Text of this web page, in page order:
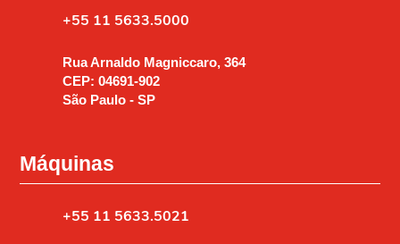
+55 11 5633.5000
Rua Arnaldo Magniccaro, 364
CEP: 04691-902
São Paulo - SP
Máquinas
+55 11 5633.5021